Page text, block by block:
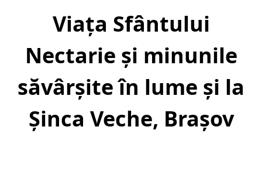
Viața Sfântului
Nectarie și minunile
săvârșite în lume și la
Șinca Veche, Brașov